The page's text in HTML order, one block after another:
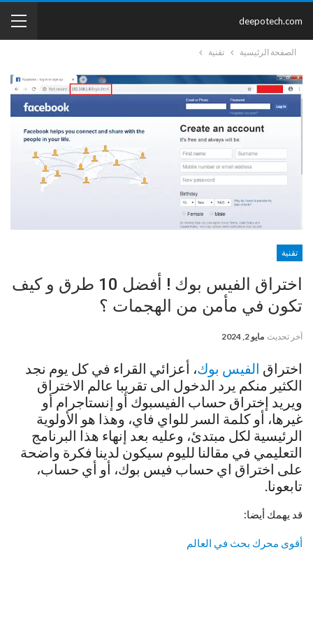
deepotech.com
الصفحة الرئيسية تقنية
تقنية
اختراق الفيس بوك ! أفضل 10 طرق و كيف
تكون في مأمن من الهجمات ؟
آخر تحديث مايو 2, 2024
اختراق الفيس بوك، أعزائي القراء في كل يوم نجد
الكثير منكم يرد الدخول الى تقريبا عالم الاختراق
ويريد إختراق حساب الفيسبوك أو إنستاجرام أو
غيرها، أو كلمة السر للواي فاي، وهذا هو الأولوية
الرئيسية لكل مبتدئ، وعليه بعد إنهاء هذا البرنامج
التعليمي في مقالنا لليوم سيكون لدينا فكرة واضحة
على اختراق اي حساب فيس بوك، أو أي حساب،
تابعونا.
قد يهمك أيضا:
أقوى محرك بحث في العالم